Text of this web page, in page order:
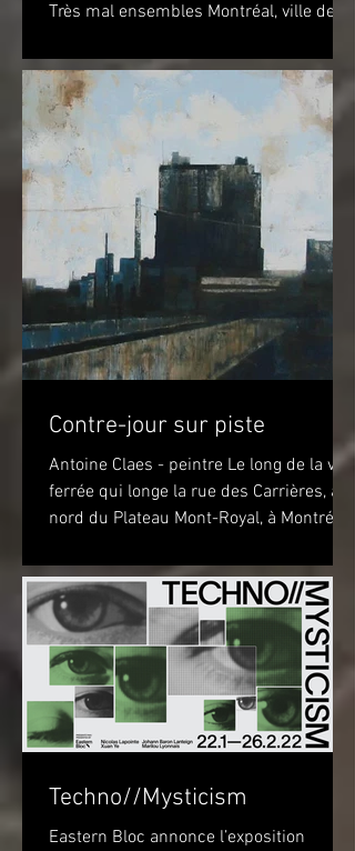
Très mal ensembles Montréal, ville de
Contre-jour sur piste
Antoine Claes - peintre Le long de la voie
ferrée qui longe la rue des Carrières, au
nord du Plateau Mont-Royal, à Montréal,
Techno//Mysticism
Eastern Bloc annonce l’exposition